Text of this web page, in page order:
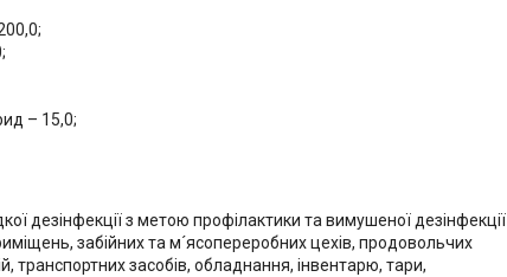
– 15,0;
дезінфекції з метою профілактики та вимушеної дезінфекції
забійних та м´ясопереробних цехів, продовольчих
транспортних засобів, обладнання, інвентарю, тари,